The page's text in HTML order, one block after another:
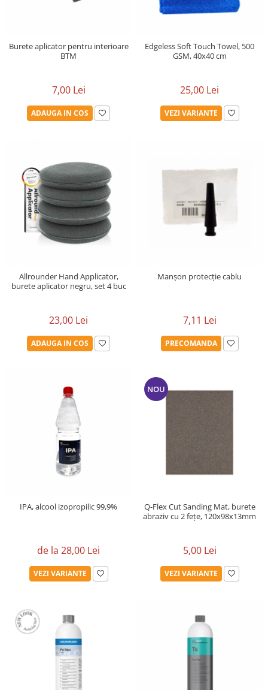
Ceară
Plastic, Cauciuc exterior
Protectie piele
Pahare de amestec
PPS, RPS
Suflante
Nebulizatoare, Spumante
Burete aplicator pentru interioare
BTM
7,00 Lei
ADAUGA IN COS
Edgeless Soft Touch Towel, 500
GSM, 40x40 cm
25,00 Lei
VEZI VARIANTE
Allrounder Hand Applicator,
burete aplicator negru, set 4 buc
23,00 Lei
ADAUGA IN COS
Manșon protecție cablu
7,11 Lei
PRECOMANDA
IPA, alcool izopropilic 99,9%
de la 28,00 Lei
VEZI VARIANTE
NOU
Q-Flex Cut Sanding Mat, burete
abraziv cu 2 fețe, 120x98x13mm
5,00 Lei
VEZI VARIANTE